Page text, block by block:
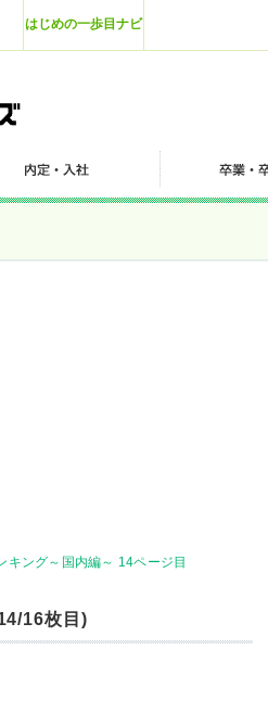
はじめの一歩目ナビ
キング～国内編～ 14ページ目
16枚目)